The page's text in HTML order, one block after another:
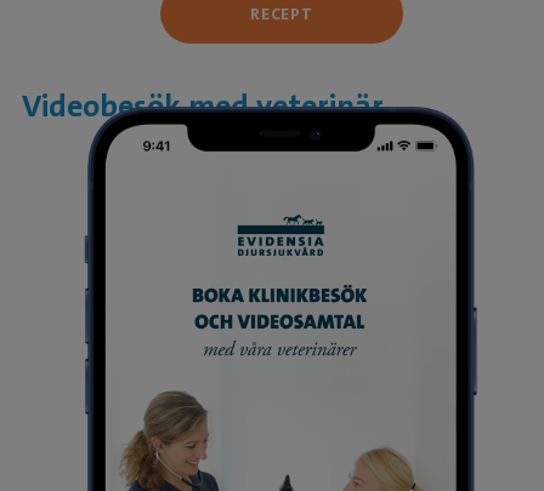
Videobesök med veterinär
RECEPT